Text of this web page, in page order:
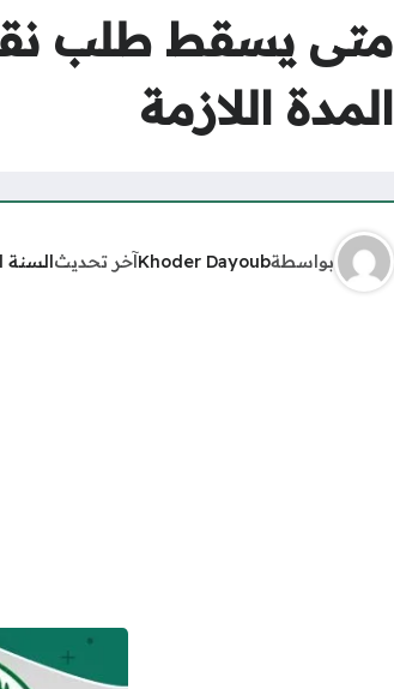
المدة اللازمة
بواسطةKhoder Dayoubآخر تحديثالسنة